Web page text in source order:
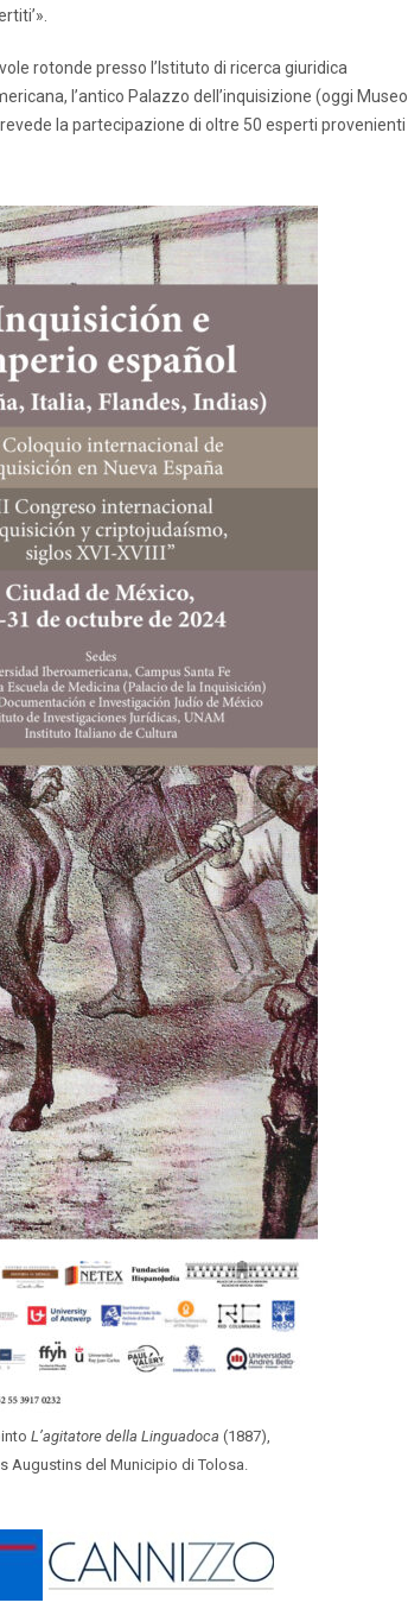
rotonde presso l’Istituto di ricerca giuridica
l’antico Palazzo dell’inquisizione (oggi Museo
la partecipazione di oltre 50 esperti provenienti
L’agitatore della Linguadoca (1887),
Augustins del Municipio di Tolosa.